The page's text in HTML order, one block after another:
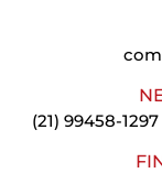
(21) 99458-1297